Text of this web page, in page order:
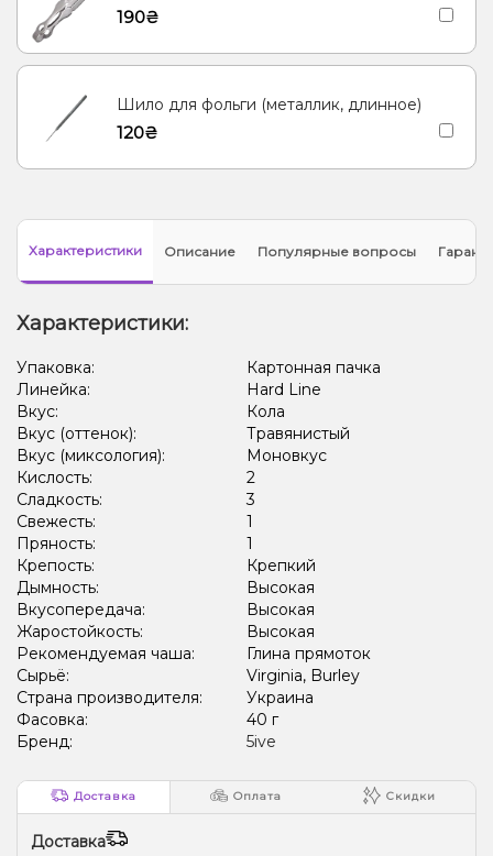
190₴
Шило для фольги (металлик, длинное)
120₴
Характеристики Описание Популярные вопросы
Характеристики:
Упаковка:
Картонная пачка
Линейка:
Hard Line
Вкус:
Кола
Вкус (оттенок):
Травянистый
Вкус (миксология):
Моновкус
Кислость:
2
Сладкость:
3
Свежесть:
1
Пряность:
1
Крепость:
Крепкий
Дымность:
Высокая
Вкусопередача:
Высокая
Жаростойкость:
Высокая
Рекомендуемая чаша:
Глина прямоток
Сырьё:
Virginia, Burley
Страна производителя:
Украина
Фасовка:
40 г
Бренд:
5ive
Доставка Оплата Скидки
Доставка